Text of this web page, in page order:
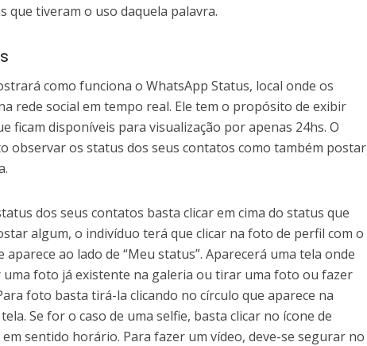
que tiveram o uso daquela palavra.
como funciona o WhatsApp Status, local onde os
rede social em tempo real. Ele tem o propósito de exibir
ficam disponíveis para visualização por apenas 24hs. O
observar os status dos seus contatos como também postar
dos seus contatos basta clicar em cima do status que
algum, o indivíduo terá que clicar na foto de perfil com o
aparece ao lado de “Meu status”. Aparecerá uma tela onde
uma foto já existente na galeria ou tirar uma foto ou fazer
foto basta tirá-la clicando no círculo que aparece na
Se for o caso de uma selfie, basta clicar no ícone de
em sentido horário. Para fazer um vídeo, deve-se segurar no